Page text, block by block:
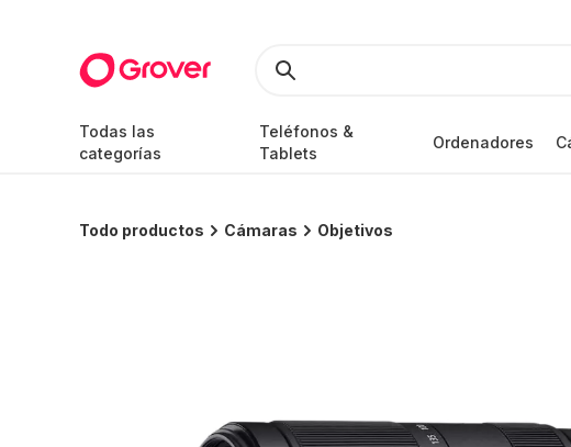
Todas las
categorías
Teléfonos &
Tablets
Ordenadores
Todo productos Cámaras Objetivos